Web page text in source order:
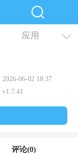
应用
2026-06-02 18:37
评论(0)